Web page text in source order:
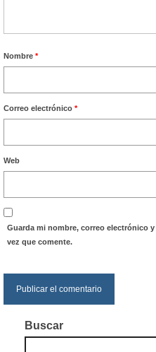
Nombre *
Correo electrónico *
Web
Guarda mi nombre, correo electrónico
vez que comente.
Buscar